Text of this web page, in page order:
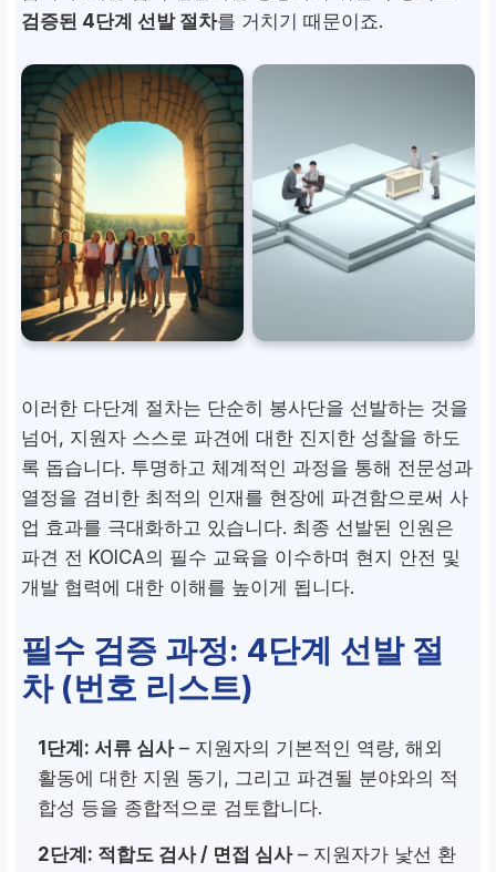
검증된 4단계 선발 절차를 거치기 때문이죠.
이러한 다단계 절차는 단순히 봉사단을 선발하는 것을
넘어, 지원자 스스로 파견에 대한 진지한 성찰을 하도
록 돕습니다. 투명하고 체계적인 과정을 통해 전문성과
열정을 겸비한 최적의 인재를 현장에 파견함으로써 사
업 효과를 극대화하고 있습니다. 최종 선발된 인원은
파견 전 KOICA의 필수 교육을 이수하며 현지 안전 및
개발 협력에 대한 이해를 높이게 됩니다.
필수 검증 과정: 4단계 선발 절
차 (번호 리스트)
1단계: 서류 심사– 지원자의 기본적인 역량, 해외
활동에 대한 지원 동기, 그리고 파견될 분야와의 적
합성 등을 종합적으로 검토합니다.
2단계: 적합도 검사 / 면접 심사– 지원자가 낯선 환